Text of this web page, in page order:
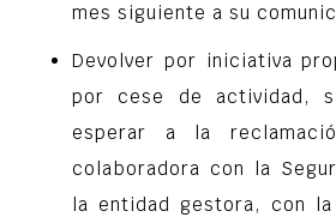
mes siguiente a su
Devolver por iniciativa
por cese de actividad,
esperar a la
colaboradora con la
la entidad gestora, con